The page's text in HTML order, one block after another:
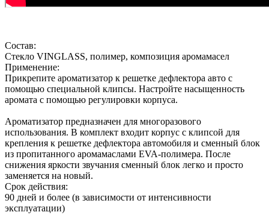
Состав:
Стекло VINGLASS, полимер, композиция аромамасел
Применение:
Прикрепите ароматизатор к решетке дефлектора авто с
помощью специальной клипсы. Настройте насыщенность
аромата с помощью регулировки корпуса.
Ароматизатор предназначен для многоразового
использования. В комплект входит корпус с клипсой для
крепления к решетке дефлектора автомобиля и сменный блок
из пропитанного аромамаслами EVA-полимера. После
снижения яркости звучания сменный блок легко и просто
заменяется на новый.
Срок действия:
90 дней и более (в зависимости от интенсивности
эксплуатации)